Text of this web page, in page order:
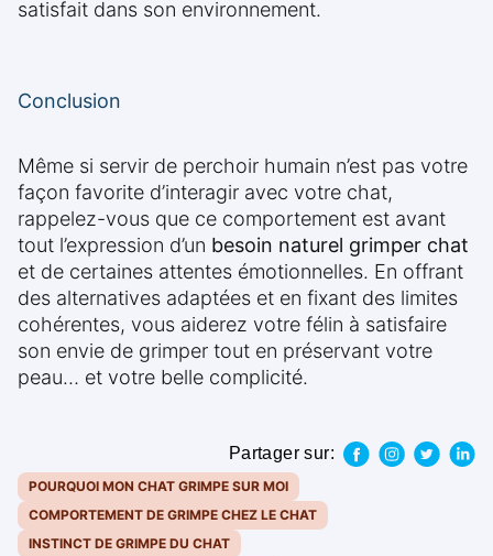
satisfait dans son environnement.
Conclusion
Même si servir de perchoir humain n’est pas votre
façon favorite d’interagir avec votre chat,
rappelez-vous que ce comportement est avant
tout l’expression d’un besoin naturel grimper chat
et de certaines attentes émotionnelles. En offrant
des alternatives adaptées et en fixant des limites
cohérentes, vous aiderez votre félin à satisfaire
son envie de grimper tout en préservant votre
peau… et votre belle complicité.
Partager sur:
POURQUOI MON CHAT GRIMPE SUR MOI
COMPORTEMENT DE GRIMPE CHEZ LE CHAT
INSTINCT DE GRIMPE DU CHAT